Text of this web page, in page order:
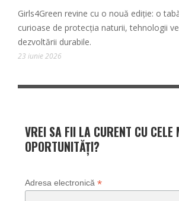
Girls4Green revine cu o nouă ediție: o
curioase de protecția naturii, tehnologii
dezvoltării durabile.
23 iunie 2026
VREI SA FII LA CURENT CU CELE
OPORTUNITĂȚI?
Adresa electronică *